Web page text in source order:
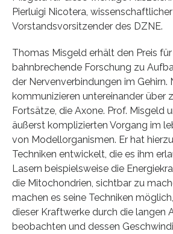
Pierluigi Nicotera,
Vorstandsvorsitzender des DZNE.
Thomas Misgeld erhält den Preis
bahnbrechende Forschung zu
der Nervenverbindungen im Gehirn.
kommunizieren untereinander über
Fortsätze, die Axone. Prof. Misgeld
äußerst komplizierten Vorgang im
von Modellorganismen. Er hat
Techniken entwickelt, die es ihm
Lasern beispielsweise die
die Mitochondrien, sichtbar zu
machen es seine Techniken
dieser Kraftwerke durch die langen
beobachten und dessen